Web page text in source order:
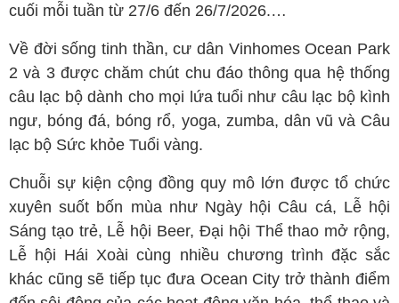
cuối mỗi tuần từ 27/6 đến 26/7/2026.…
Về đời sống tinh thần, cư dân Vinhomes Ocean Park
2 và 3 được chăm chút chu đáo thông qua hệ thống
câu lạc bộ dành cho mọi lứa tuổi như câu lạc bộ kình
ngư, bóng đá, bóng rổ, yoga, zumba, dân vũ và Câu
lạc bộ Sức khỏe Tuổi vàng.
Chuỗi sự kiện cộng đồng quy mô lớn được tổ chức
xuyên suốt bốn mùa như Ngày hội Câu cá, Lễ hội
Sáng tạo trẻ, Lễ hội Beer, Đại hội Thể thao mở rộng,
Lễ hội Hái Xoài cùng nhiều chương trình đặc sắc
khác cũng sẽ tiếp tục đưa Ocean City trở thành điểm